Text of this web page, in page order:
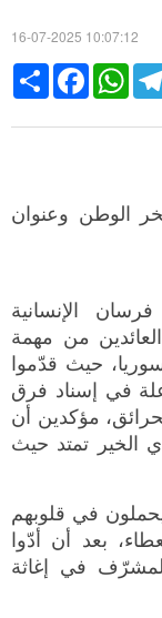
16-07-2025 10:07:12
Share
FacebookWhatsApp
الوطن وعنوان
الإنسانية
من مهمة
حيث قدّموا
في إسناد فرق
مؤكدين أن
الخير تمتد حيث
في قلوبهم
بعد أن أدّوا
في إغاثة